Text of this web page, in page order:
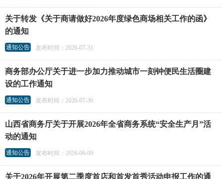
关于转发《关于商请做好2026年度绿色商场相关工作的函》
的通知
通知公告 发布时间：2026-07-31
商务部办公厅关于进一步加力推动城市一刻钟便民生活圈建
设的工作通知
通知公告 发布时间：2026-07-30
山西省商务厅关于开展2026年全省商务系统“安全生产月”活
动的通知
通知公告 发布时间：2026-06-09
关于2026年开展第二季度首店和首发首秀活动申报工作的通